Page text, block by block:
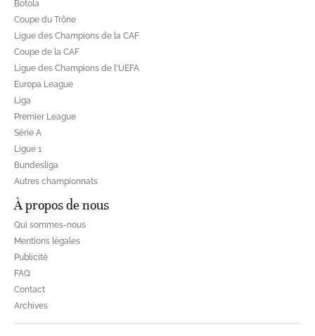
Botola
Coupe du Trône
Ligue des Champions de la CAF
Coupe de la CAF
Ligue des Champions de l'UEFA
Europa League
Liga
Premier League
Série A
Ligue 1
Bundesliga
Autres championnats
À propos de nous
Qui sommes-nous
Mentions légales
Publicité
FAQ
Contact
Archives